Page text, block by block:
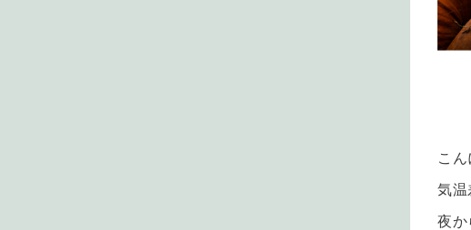
こん
気温
夜か